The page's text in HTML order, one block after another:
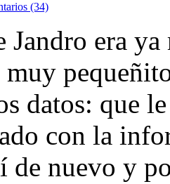
(34)
Jandro era
datos: que
con la
de nuevo y